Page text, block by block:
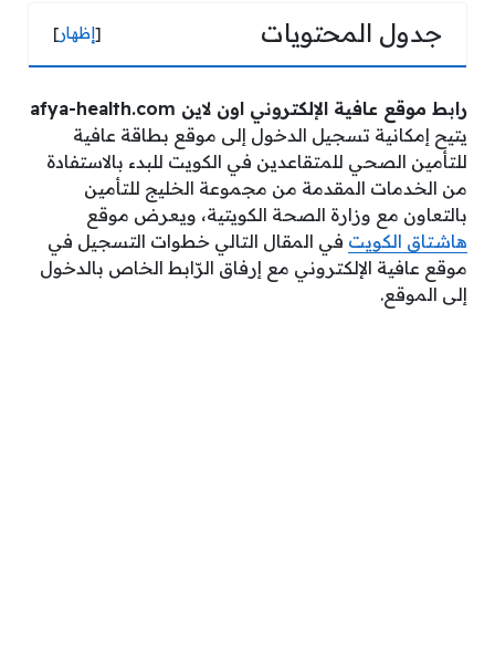
جدول المحتويات [إظهار]
رابط موقع عافية الإلكتروني اون لاين afya-health.com
يتيح إمكانية تسجيل الدخول إلى موقع بطاقة عافية
للتأمين الصحي للمتقاعدين في الكويت للبدء بالاستفادة
من الخدمات المقدمة من مجموعة الخليج للتأمين
بالتعاون مع وزارة الصحة الكويتية، ويعرض موقع
هاشتاق الكويت في المقال التالي خطوات التسجيل في
موقع عافية الإلكتروني مع إرفاق الرّابط الخاص بالدخول
إلى الموقع.